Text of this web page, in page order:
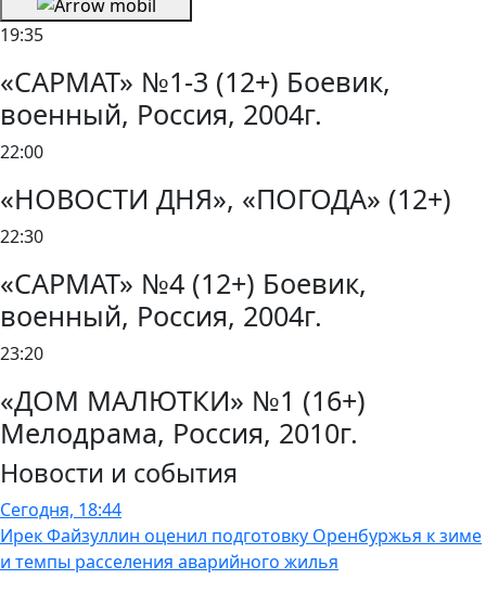
19:35
«САРМАТ» №1-3 (12+) Боевик,
военный, Россия, 2004г.
22:00
«НОВОСТИ ДНЯ», «ПОГОДА» (12+)
22:30
«САРМАТ» №4 (12+) Боевик,
военный, Россия, 2004г.
23:20
«ДОМ МАЛЮТКИ» №1 (16+)
Мелодрама, Россия, 2010г.
Новости и события
Сегодня, 18:44
Ирек Файзуллин оценил подготовку Оренбуржья к зиме
и темпы расселения аварийного жилья